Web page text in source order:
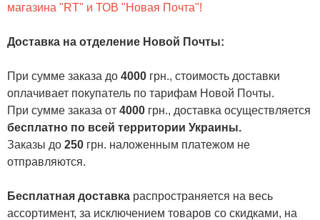
магазина "RT" и ТОВ "Новая Почта"!
Доставка на отделение Новой Почты:
При сумме заказа до 4000 грн., стоимость доставки
оплачивает покупатель по тарифам Новой Почты.
При сумме заказа от 4000 грн., доставка осуществляется
бесплатно по всей территории Украины.
Заказы до 250 грн. наложенным платежом не
отправляются.
Бесплатная доставка распространяется на весь
ассортимент, за исключением товаров со скидками, на